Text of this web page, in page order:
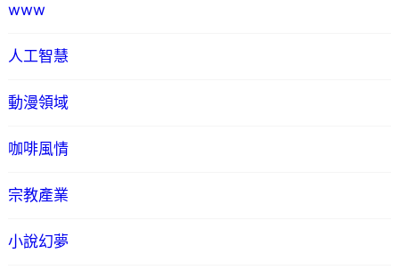
www
人工智慧
動漫領域
咖啡風情
宗教產業
小說幻夢